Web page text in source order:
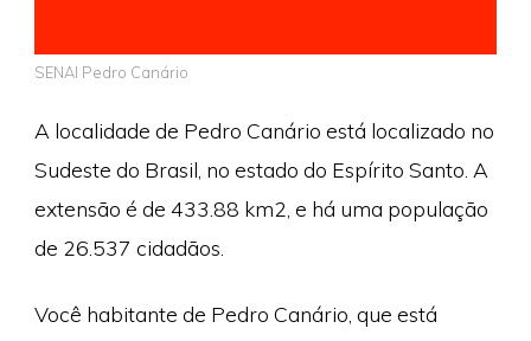
SENAI Pedro Canário
A localidade de Pedro Canário está localizado no
Sudeste do Brasil, no estado do Espírito Santo. A
extensão é de 433.88 km2, e há uma população
de 26.537 cidadãos.
Você habitante de Pedro Canário, que está